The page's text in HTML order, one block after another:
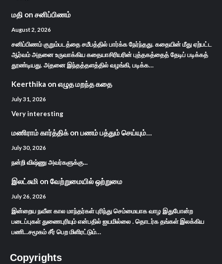
மதி on சனிப்பிணம்
August 2, 2026
சனிப்பிணம் குறும்படத்தை சமீபத்தில் பார்க்க நேர்ந்தது. கதையின் மீது ஏற்பட்ட
ஆர்வம் அதனை உருவாக்கிய கதையாசிரியரின் புத்தகத்தைத் தேடிப் படிக்கத்
தூண்டியது. அதனை இந்தத்தளத்தில் வழங்கி, படிக்க…
Keerthika on எழுத மறந்த கதை
July 31, 2026
Very interesting
மணிராம் கார்த்திக்on பணம் பத்தும் செய்யும்…
July 30, 2026
நன்றி விஷ்ணு அவர்களுக்கு...
இலட்சுமி on வேற்றுமையில் ஒற்றுமை
July 26, 2026
இன்றைய நவீன கால மாந்தர்கள் புரிந்து செம்மையாக வாழ இதுபோன்ற
படைப்புகள் துணைபுரியும் என்பதில் ஐயமில்லை . தொடர்க தங்கள் இலக்கிய
பணி...சமூகம் சீர் பெற மிளிரட்டும்…
Copyrights